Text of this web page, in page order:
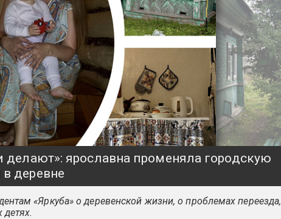
делают»: ярославна променяла городскую
деревне
«Яркуба» о деревенской жизни, о проблемах переезда,
детях.